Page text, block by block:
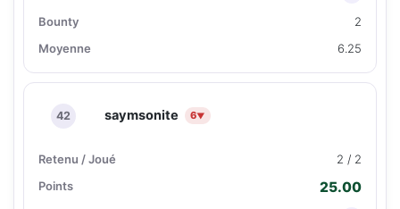
2
6.25
42 saymsonite 6▼
2 / 2
25.00